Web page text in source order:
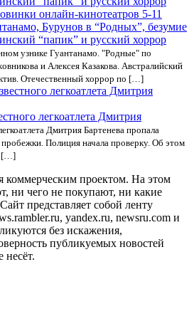
онлайн-кинотеатров 5-11
Бурунов в “Родных”, безумие
“папик” и русский хоррор
узнике Гуантанамо. "Родные" по
и Алексея Казакова. Австралийский
Отечественный хоррор по […]
легкоатлета Дмитрия
Дмитрия Бартенева пропала
пробежки. Полиция начала проверку. Об этом
[…]
коммерческим проектом. На этом
ни чего не покупают, ни какие
представляет собой ленту
yandex.ru, newsru.com и
без искажения,
публикуемых новостей
несёт.